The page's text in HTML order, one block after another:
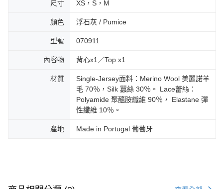
尺寸 XS，S，M
顏色 浮石灰 / Pumice
型號 070911
內容物 背心x1／Top x1
材質
Single-Jersey面料：Merino Wool 美麗諾羊
毛 70％，Silk 蠶絲 30％。 Lace蕾絲：
Polyamide 聚醯胺纖維 90％， Elastane 彈
性纖維 10％。
產地 Made in Portugal 葡萄牙